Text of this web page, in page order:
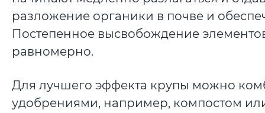
разложение органики в почве и
Постепенное высвобождение
равномерно.
Для лучшего эффекта крупы можно
удобрениями, например, компостом